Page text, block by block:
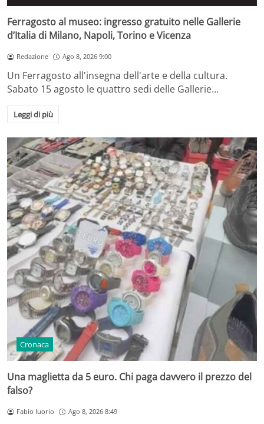
Ferragosto al museo: ingresso gratuito nelle Gallerie
d’Italia di Milano, Napoli, Torino e Vicenza
Redazione Ago 8, 2026 9:00
Un Ferragosto all'insegna dell'arte e della cultura.
Sabato 15 agosto le quattro sedi delle Gallerie…
Leggi di più
Cronaca
Una maglietta da 5 euro. Chi paga davvero il prezzo del
falso?
Fabio Iuorio Ago 8, 2026 8:49